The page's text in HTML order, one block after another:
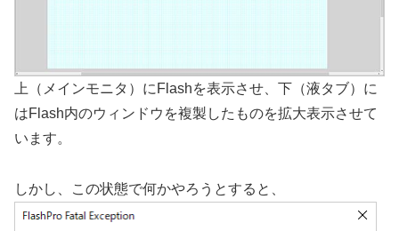
上（メインモニタ）にFlashを表示させ、下（液タブ）に
はFlash内のウィンドウを複製したものを拡大表示させて
います。
しかし、この状態で何かやろうとすると、